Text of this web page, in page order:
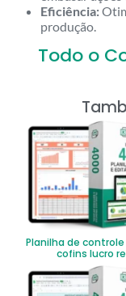
Eficiência:
produção.
Todo o
Planilha de controle
cofins lucro